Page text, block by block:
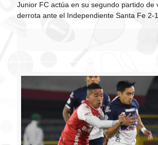
Junior FC actúa en su segundo partido de
derrota ante el Independiente Santa Fe 2-